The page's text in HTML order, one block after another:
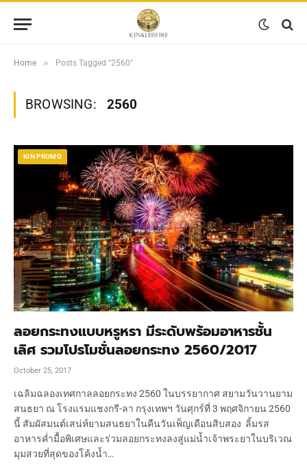
Home » Posts Tagged "2560"
BROWSING: 2560
KIN PROMO
ลอยกระทงแบบหรูหรา มีระดับพร้อมอาหารชั้น
เลิศ รวมโปรโมชั่นลอยกระทง 2560/2017
October 25, 2017
เฉลิมฉลองเทศกาลลอยกระทง 2560 ในบรรยากาศ สยามวันวานยาม
สนธยา ณ โรงแรมแชงกรี-ลา กรุงเทพฯ วันศุกร์ที่ 3 พฤศจิกายน 2560
นี้ สัมผัสมนต์เสน่ห์ยามสนธยาในคืนวันเพ็ญเดือนสิบสอง ลิ้มรส
อาหารค่ำมื้อพิเศษและร่วมลอยกระทงลงสู่แม่น้ำเจ้าพระยาในบริเวณ
มุมสวยที่สุดของโค้งน้ำ…